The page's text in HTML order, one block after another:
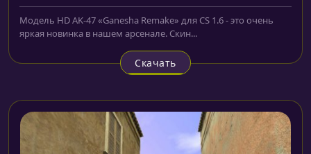
Модель HD AK-47 «Ganesha Remake» для CS 1.6 - это очень
яркая новинка в нашем арсенале. Скин...
Скачать